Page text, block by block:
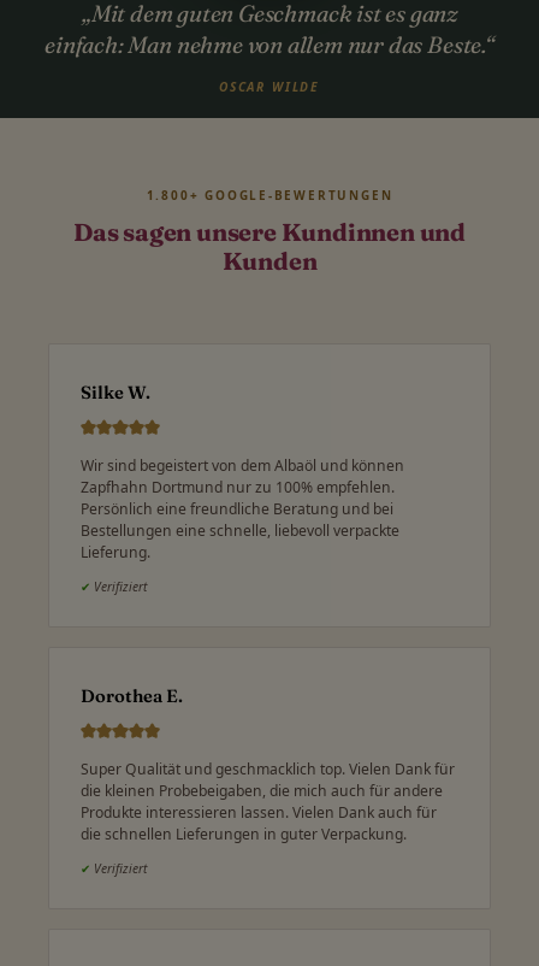
„Mit dem guten Geschmack ist es ganz
einfach: Man nehme von allem nur das Beste.“
OSCAR WILDE
Das sagen unsere Kundinnen und
Kunden
1.800+ GOOGLE-BEWERTUNGEN
Silke W.
Wir sind begeistert von dem Albaöl und können
Zapfhahn Dortmund nur zu 100% empfehlen.
Persönlich eine freundliche Beratung und bei
Bestellungen eine schnelle, liebevoll verpackte
Lieferung.
✔ Verifiziert
Dorothea E.
Super Qualität und geschmacklich top. Vielen Dank für
die kleinen Probebeigaben, die mich auch für andere
Produkte interessieren lassen. Vielen Dank auch für
die schnellen Lieferungen in guter Verpackung.
✔ Verifiziert